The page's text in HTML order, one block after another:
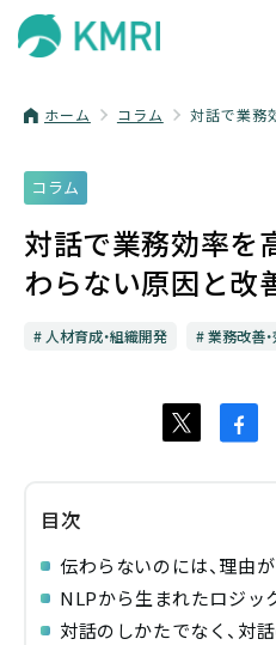
ホーム コラム 対話で業務
コラム
対話で業務効率
わらない原因と改
人材育成・組織開発 業務改善
目次
伝わらないのには、理由
NLPから生まれたロジッ
対話のしかたでなく、対